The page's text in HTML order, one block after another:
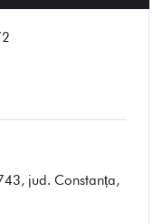
jud. Constanța,